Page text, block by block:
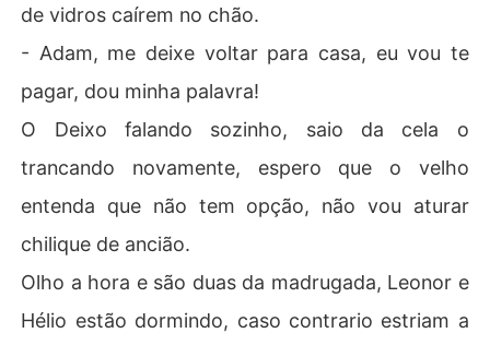
de vidros caírem no chão.
- Adam, me deixe voltar para casa, eu vou te
pagar, dou minha palavra!
O Deixo falando sozinho, saio da cela o
trancando novamente, espero que o velho
entenda que não tem opção, não vou aturar
chilique de ancião.
Olho a hora e são duas da madrugada, Leonor e
Hélio estão dormindo, caso contrario estriam a